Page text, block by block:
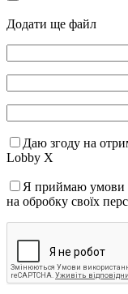
Додати ще файл
Даю згоду на
Lobby X
Я приймаю умови
на обробку своїх